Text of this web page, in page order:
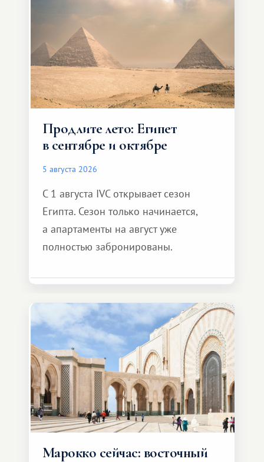
Продлите лето: Египет
в сентябре и октябре
5 августа 2026
С 1 августа IVC открывает сезон
Египта. Сезон только начинается,
а апартаменты на август уже
полностью забронированы.
Марокко сейчас: восточный